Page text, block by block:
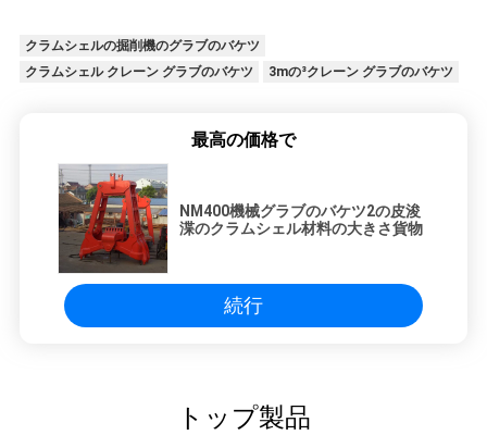
クラムシェルの掘削機のグラブのバケツ
クラムシェル クレーン グラブのバケツ
3mの³クレーン グラブのバケツ
最高の価格で
NM400機械グラブのバケツ2の皮浚
渫のクラムシェル材料の大きさ貨物
続行
トップ製品